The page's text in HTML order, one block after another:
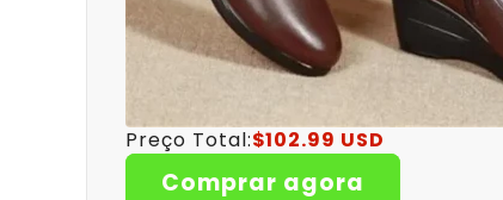
Preço Total:$102.99 USD
Comprar agora